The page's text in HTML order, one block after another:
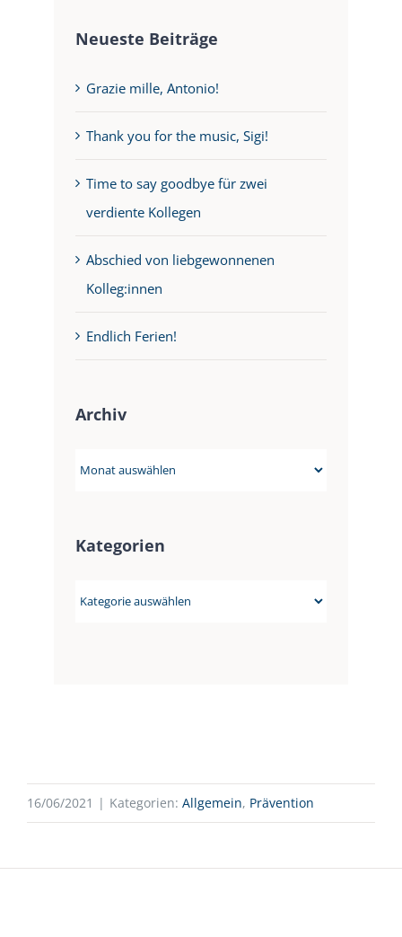
Neueste Beiträge
Grazie mille, Antonio!
Thank you for the music, Sigi!
Time to say goodbye für zwei
verdiente Kollegen
Abschied von liebgewonnenen
Kolleg:innen
Endlich Ferien!
Archiv
Archiv
Kategorien
Kategorien
16/06/2021 | Kategorien: Allgemein, Prävention